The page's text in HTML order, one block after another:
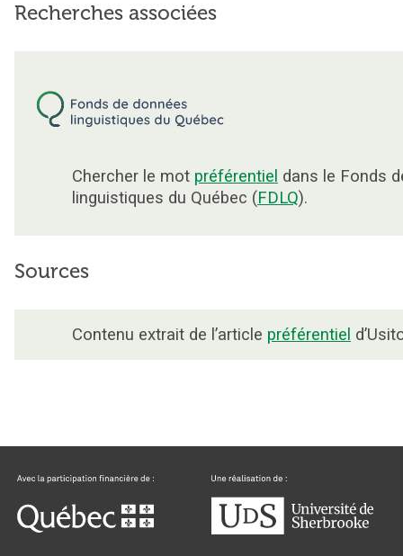
Recherches associées
Chercher le mot préférentiel dans le Fonds
linguistiques du Québec (FDLQ).
Sources
Contenu extrait de l’article préférentiel